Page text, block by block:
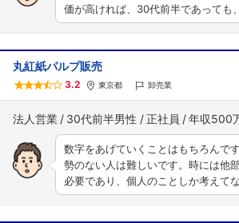
価が高ければ、30代前半であっても
丸紅紙パルプ販売
3.2 東京都 卸売業
法人営業 30代前半男性 正社員 年収500
数字をあげていくことはもちろんで
勢のない人は難しいです。時には他
必要であり、個人のことしか考えて